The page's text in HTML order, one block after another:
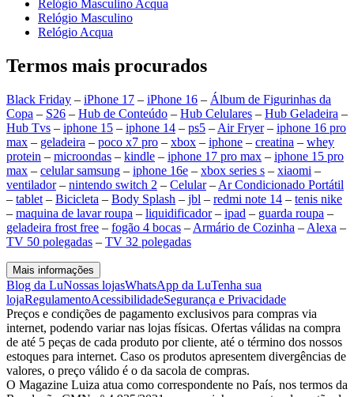
Relógio Masculino Acqua
Relógio Masculino
Relógio Acqua
Termos mais procurados
Black Friday – iPhone 17 – iPhone 16 – Álbum de Figurinhas da
Copa – S26 – Hub de Conteúdo – Hub Celulares – Hub Geladeira –
Hub Tvs – iphone 15 – iphone 14 – ps5 – Air Fryer– iphone 16 pro
max – geladeira – poco x7 pro – xbox – iphone – creatina – whey
protein – microondas – kindle – iphone 17 pro max – iphone 15 pro
max – celular samsung – iphone 16e – xbox series s – xiaomi –
ventilador– nintendo switch 2 – Celular– Ar Condicionado Portátil
– tablet – Bicicleta – Body Splash – jbl – redmi note 14 – tenis nike
– maquina de lavar roupa – liquidificador– ipad – guarda roupa –
geladeira frost free – fogão 4 bocas – Armário de Cozinha – Alexa –
TV 50 polegadas – TV 32 polegadas
Mais informações
Blog da LuNossas lojasWhatsApp da LuTenha sua
lojaRegulamentoAcessibilidadeSegurança e Privacidade
Preços e condições de pagamento exclusivos para compras via
internet, podendo variar nas lojas físicas. Ofertas válidas na compra
de até 5 peças de cada produto por cliente, até o término dos nossos
estoques para internet. Caso os produtos apresentem divergências de
valores, o preço válido é o da sacola de compras.
O Magazine Luiza atua como correspondente no País, nos termos da